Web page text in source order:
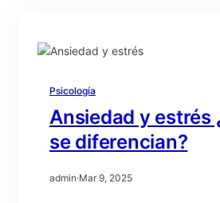
Psicología
Ansiedad y estrés
se diferencian?
admin·Mar 9, 2025